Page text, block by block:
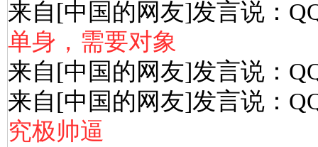
来自[中国的网友]发言说：
单身，需要对象
来自[中国的网友]发言说：
来自[中国的网友]发言说：
究极帅逼